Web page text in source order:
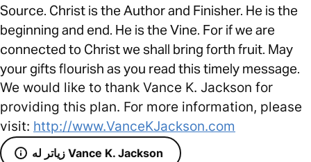
Source. Christ is the Author and Finisher. He is the
beginning and end. He is the Vine. For if we are
connected to Christ we shall bring forth fruit. May
your gifts flourish as you read this timely message.
We would like to thank Vance K. Jackson for
providing this plan. For more information, please
visit: http://www.VanceKJackson.com
زیاتر لە Vance K. Jackson